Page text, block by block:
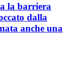
la barriera
dalla
anche una